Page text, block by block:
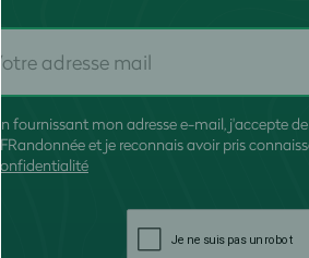
En fournissant mon adresse e-mail, j'accepte
FFRandonnée et je reconnais avoir pris
confidentialité